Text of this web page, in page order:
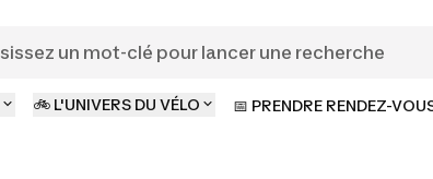
🚲 L'UNIVERS DU VÉLO 📅 PRENDRE RENDEZ-